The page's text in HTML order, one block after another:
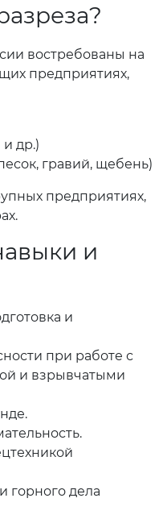
востребованы на
предприятиях,
др.)
гравий, щебень)
предприятиях,
и
и
при работе с
и взрывчатыми
горного дела